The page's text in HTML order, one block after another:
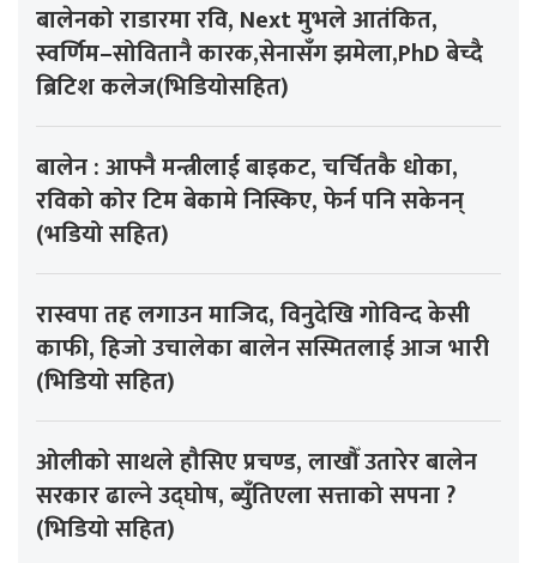
बालेनको राडारमा रवि, Next मुभले आतंकित,
स्वर्णिम–सोवितानै कारक,सेनासँग झमेला,PhD बेच्दै
ब्रिटिश कलेज(भिडियोसहित)
बालेन : आफ्नै मन्त्रीलाई बाइकट, चर्चितकै धोका,
रविको कोर टिम बेकामे निस्किए, फेर्न पनि सकेनन्
(भडियो सहित)
रास्वपा तह लगाउन माजिद, विनुदेखि गोविन्द केसी
काफी, हिजो उचालेका बालेन सस्मितलाई आज भारी
(भिडियो सहित)
ओलीको साथले हौसिए प्रचण्ड, लाखौँ उतारेर बालेन
सरकार ढाल्ने उद्घोष, ब्युँतिएला सत्ताको सपना ?
(भिडियो सहित)